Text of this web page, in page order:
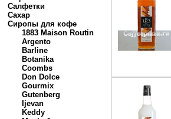
Салфетки
Сахар
Сиропы для кофе
1883 Maison Routin
Argento
Barline
Botanika
Coombs
Don Dolce
Gourmix
Gutenberg
Ijevan
Keddy